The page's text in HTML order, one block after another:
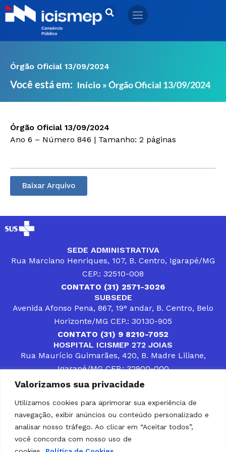
Valorizamos sua privacidade
Utilizamos cookies para aprimorar sua experiência de
navegação, exibir anúncios ou conteúdo personalizado e
analisar nosso tráfego. Ao clicar em “Aceitar todos”,
você concorda com nosso uso de
Ir
para
Órgão Oficial 13/09/2024
Você está em: Início »Órgão Oficial 13/09/2024
Órgão Oficial 13/09/2024
Ano 6 – Número 846 | Tamanho: 2 páginas
Baixar Arquivo
SEDE ADMINISTRATIVA
Rua Marciano Henriques, 107, B. Centro, Igarapé/MG
CEP.: 32510-008
CONTATO (31) 2571-3026
SUBSEDE
Avenida Afonso Pena, 867, 19° andar, B. Centro, Belo
Horizonte/MG CEP.: 30130-905
CONTATO (31) 9 8210-7052
HOSPITAL ICISMEP 272 JOIAS
Rua Maurício Guimarães, 420, B. Madre Liliane,
Igarapé/MG CEP.: 32900-000
CONTATOS (31) 3512-4400 ou (31) 9 8309-8660
DESENVOLVER SOLUÇÕES, AÇÕES E SERVIÇOS
PÚBLICOS QUE COMPLEMENTEM A ASSISTÊNCIA À
POPULAÇÃO DA REGIÃO EM QUE ATUA, SENDO
PARCEIRO DOS MUNICÍPIOS CONSORCIADOS NA
SOLUÇÃO DE DIFICULDADES ENFRENTADAS POR
GESTORES MUNICIPAIS, É O COMPROMISSO DO
ICISMEP.